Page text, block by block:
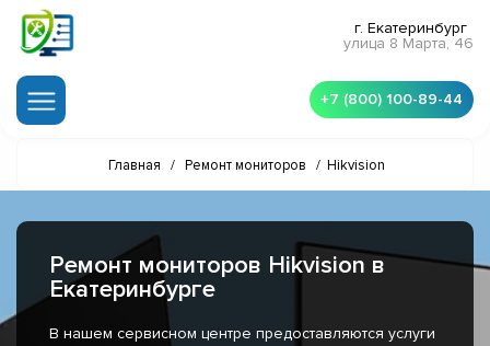
г. Екатеринбург
улица 8 Марта, 46
+7 (800) 100-89-44
Главная / Ремонт мониторов / Hikvision
Ремонт мониторов Hikvision в
Екатеринбурге
В нашем сервисном центре предоставляются услуги